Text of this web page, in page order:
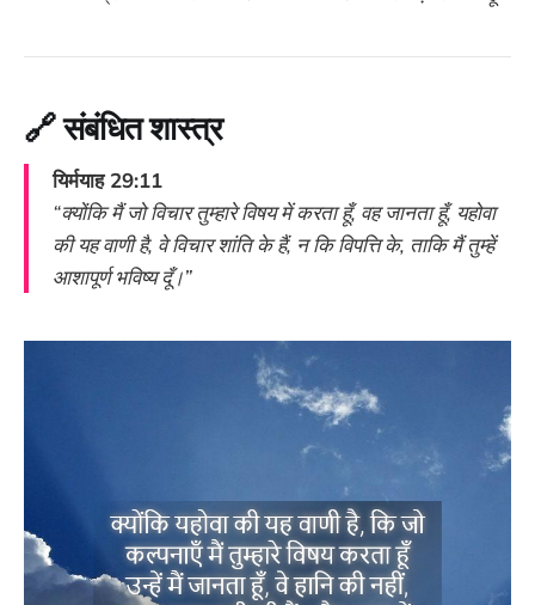
🔗संबंधित शास्त्र
यिर्मयाह 29:11
“क्योंकि मैं जो विचार तुम्हारे विषय में करता हूँ, वह जानता हूँ, यहोवा
की यह वाणी है, वे विचार शांति के हैं, न कि विपत्ति के, ताकि मैं तुम्हें
आशापूर्ण भविष्य दूँ।”